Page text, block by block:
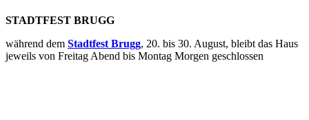
STADTFEST BRUGG
während dem Stadtfest Brugg, 20. bis 30. August, bleibt das Haus
jeweils von Freitag Abend bis Montag Morgen geschlossen